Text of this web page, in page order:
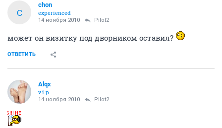
C
chon
experienced
14 ноября 2010 Pilot2
может он визитку под дворником оставил?
ОТВЕТИТЬ
Alqx
v.i.p.
14 ноября 2010 Pilot2